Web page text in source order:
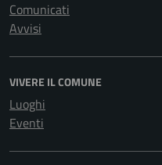
Comunicati
Avvisi
VIVERE IL COMUNE
Luoghi
Eventi